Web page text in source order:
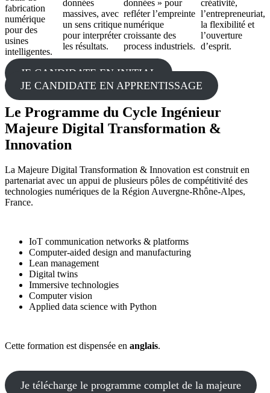
fabrication
numérique
pour des
usines
intelligentes.
données
massives, avec
un sens critique
pour interpréter
les résultats.
données » pour
refléter l’empreinte
numérique
croissante des
process industriels.
créativité,
l’entrepreneuriat,
la flexibilité et
l’ouverture
d’esprit.
JE CANDIDATE EN INITIAL
JE CANDIDATE EN APPRENTISSAGE
Le Programme du Cycle Ingénieur
Majeure Digital Transformation &
Innovation
La Majeure Digital Transformation & Innovation est construit en
partenariat avec un appui de plusieurs pôles de compétitivité des
technologies numériques de la Région Auvergne-Rhône-Alpes,
France.
IoT communication networks & platforms
Computer-aided design and manufacturing
Lean management
Digital twins
Immersive technologies
Computer vision
Applied data science with Python
Cette formation est dispensée en anglais.
Je télécharge le programme complet de la majeure